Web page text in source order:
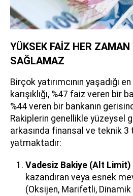
YÜKSEK FAİZ HER ZAMAN
SAĞLAMAZ
Birçok yatırımcının yaşadığı
karışıklığı, %47 faiz veren bir
%44 veren bir bankanın
Rakiplerin genellikle yüzeysel
arkasında finansal ve teknik 3
yatmaktadır:
Vadesiz Bakiye (Alt Limit)
kazandıran veya esnek
(Oksijen, Marifetli, Dinamik